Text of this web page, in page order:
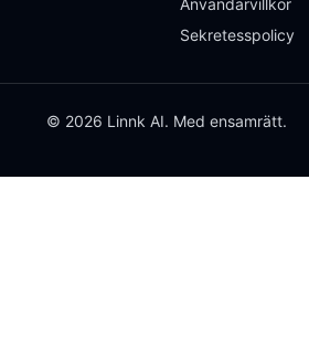
Användarvillkor
Sekretesspolicy
© 2026 Linnk AI. Med ensamrätt.